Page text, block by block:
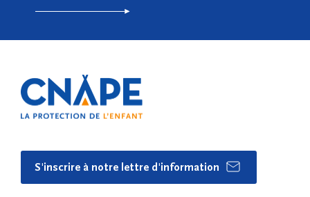
S'inscrire à notre lettre d'information